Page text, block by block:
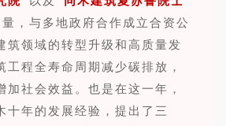
，与多地政府合作成立合资公
筑领域的转型升级和高质量发
工程全寿命周期减少碳排放，
加社会效益。也是在这一年，
十年的发展经验，提出了三